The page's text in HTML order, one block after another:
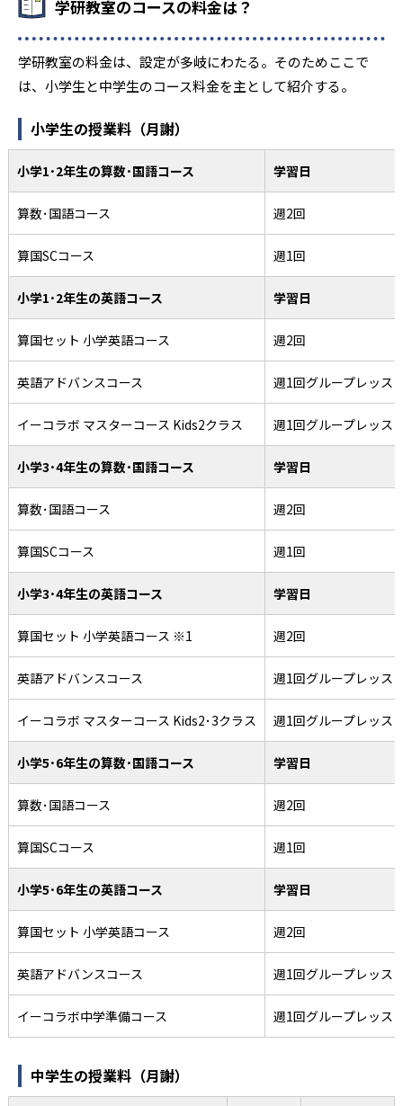
学研教室のコースの料金は？
学研教室の料金は、設定が多岐にわたる。そのためここで
は、小学生と中学生のコース料金を主として紹介する。
小学生の授業料（月謝）
小学1･2年生の算数･国語コース 学習日
算数･国語コース 週2回
算国SCコース 週1回
小学1･2年生の英語コース 学習日
算国セット 小学英語コース 週2回
英語アドバンスコース 週1回グループレッス
イーコラボ マスターコース Kids2クラス 週1回グループレッス
小学3･4年生の算数･国語コース 学習日
算数･国語コース 週2回
算国SCコース 週1回
小学3･4年生の英語コース 学習日
算国セット 小学英語コース ※1 週2回
英語アドバンスコース 週1回グループレッス
イーコラボ マスターコース Kids2･3クラス 週1回グループレッス
小学5･6年生の算数･国語コース 学習日
算数･国語コース 週2回
算国SCコース 週1回
小学5･6年生の英語コース 学習日
算国セット 小学英語コース 週2回
英語アドバンスコース 週1回グループレッス
イーコラボ中学準備コース 週1回グループレッス
中学生の授業料（月謝）